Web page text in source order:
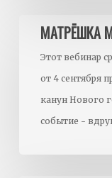
Матрёшка
МАТРЁШКА
Этот вебинар
от 4 сентября
канун Нового
событие -